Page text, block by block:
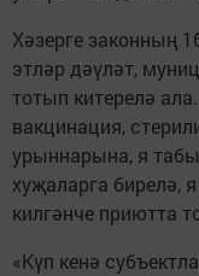
Хәзерге законның
этләр дәүләт,
тотып китерелә
вакцинация,
урыннарына, я
хуҗаларга бирелә,
килгәнче приютта
«Күп кенә